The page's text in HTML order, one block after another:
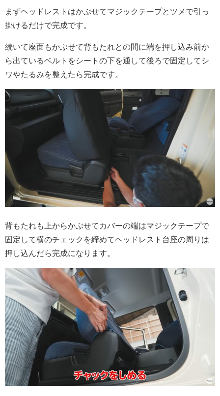
まずヘッドレストはかぶせてマジックテープとツメで引っ
掛けるだけで完成です。
続いて座面もかぶせて背もたれとの間に端を押し込み前か
ら出ているベルトをシートの下を通して後ろで固定してシ
ワやたるみを整えたら完成です。
背もたれも上からかぶせてカバーの端はマジックテープで
固定して横のチェックを締めてヘッドレスト台座の周りは
押し込んだら完成になります。